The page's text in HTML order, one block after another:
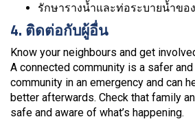
รักษารางน้ำและท่อระบายน้ำขอ
4. ติดต่อกับผู้อื่น
Know your neighbours and get
A connected community is a safer
community in an emergency and can
better afterwards. Check that family
safe and aware of what’s happening.